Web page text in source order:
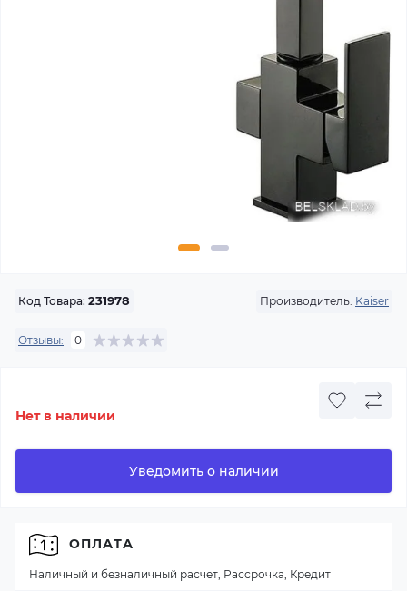
Код Товара: 231978 Производитель: Kaiser
Отзывы: 0
Нет в наличии
Уведомить о наличии
ОПЛАТА
Наличный и безналичный расчет, Рассрочка, Кредит